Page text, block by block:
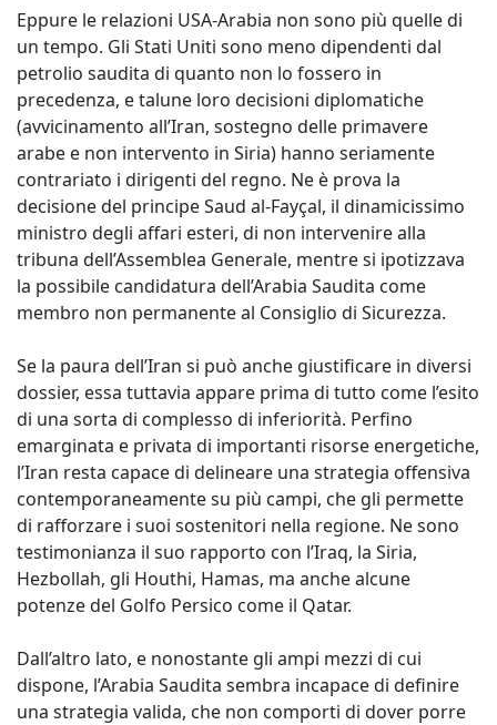
Eppure le relazioni USA-Arabia non sono più quelle di
un tempo. Gli Stati Uniti sono meno dipendenti dal
petrolio saudita di quanto non lo fossero in
precedenza, e talune loro decisioni diplomatiche
(avvicinamento all’Iran, sostegno delle primavere
arabe e non intervento in Siria) hanno seriamente
contrariato i dirigenti del regno. Ne è prova la
decisione del principe Saud al-Fayçal, il dinamicissimo
ministro degli affari esteri, di non intervenire alla
tribuna dell’Assemblea Generale, mentre si ipotizzava
la possibile candidatura dell’Arabia Saudita come
membro non permanente al Consiglio di Sicurezza.
Se la paura dell’Iran si può anche giustificare in diversi
dossier, essa tuttavia appare prima di tutto come l’esito
di una sorta di complesso di inferiorità. Perfino
emarginata e privata di importanti risorse energetiche,
l’Iran resta capace di delineare una strategia offensiva
contemporaneamente su più campi, che gli permette
di rafforzare i suoi sostenitori nella regione. Ne sono
testimonianza il suo rapporto con l’Iraq, la Siria,
Hezbollah, gli Houthi, Hamas, ma anche alcune
potenze del Golfo Persico come il Qatar.
Dall’altro lato, e nonostante gli ampi mezzi di cui
dispone, l’Arabia Saudita sembra incapace di definire
una strategia valida, che non comporti di dover porre